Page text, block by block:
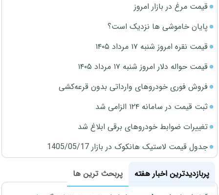
قیمت مرغ در بازار امروز
پایان خاموشی ها نزدیک است؟
قیمت نقره امروز شنبه ۱۷ مرداد ۱۴۰۵
قیمت حواله دلار امروز شنبه ۱۷ مرداد ۱۴۰۵
فروش فوری خودروهای وارداتی بدون قرعه‌کشی
ثبت قیمت در سامانه ۱۲۴ الزامی شد
تغییرات ضوابط خودروهای برقی ابلاغ شد
جدول قیمت لاستیک هانکوک در بازار 1405/05/17
پربازدیدترین اخبار هفته
پربحث ترین ها